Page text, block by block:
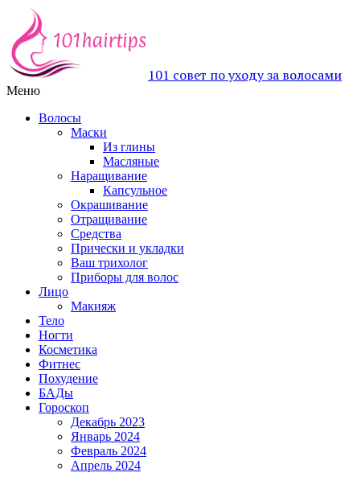
101 совет по уходу за волосами
Меню
Волосы
Маски
Из глины
Масляные
Наращивание
Капсульное
Окрашивание
Отращивание
Средства
Прически и укладки
Ваш трихолог
Приборы для волос
Лицо
Макияж
Тело
Ногти
Косметика
Фитнес
Похудение
БАДы
Гороскоп
Декабрь 2023
Январь 2024
Февраль 2024
Апрель 2024